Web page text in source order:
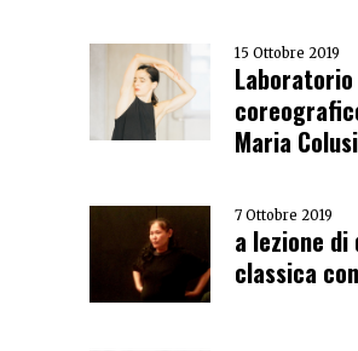
15 Ottobre 2019
Laboratorio
Maria Colusi
7 Ottobre 2019
a lezione di
classica